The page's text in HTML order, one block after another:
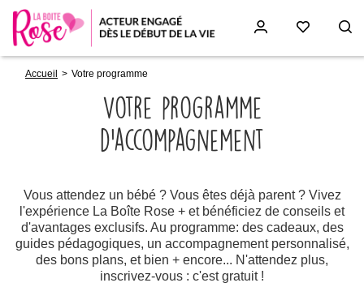
d'Ariane
Accueil Votre programme
Votre programme
d’accompagnement
Paragraphs
Vous attendez un bébé ? Vous êtes déjà parent ? Vivez
l'expérience La Boîte Rose + et bénéficiez de conseils et
d'avantages exclusifs. Au programme: des cadeaux, des
guides pédagogiques, un accompagnement personnalisé,
des bons plans, et bien + encore... N'attendez plus,
inscrivez-vous : c'est gratuit !